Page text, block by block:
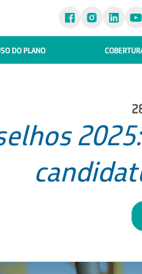
DO PLANO